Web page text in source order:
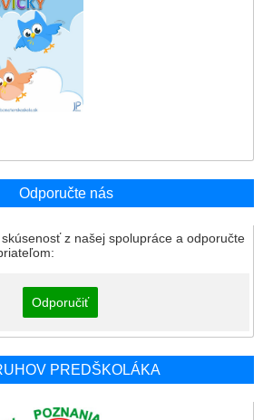
Odporučte nás
z našej spolupráce a odporučte
Odporučiť
PREDŠKOLÁKA